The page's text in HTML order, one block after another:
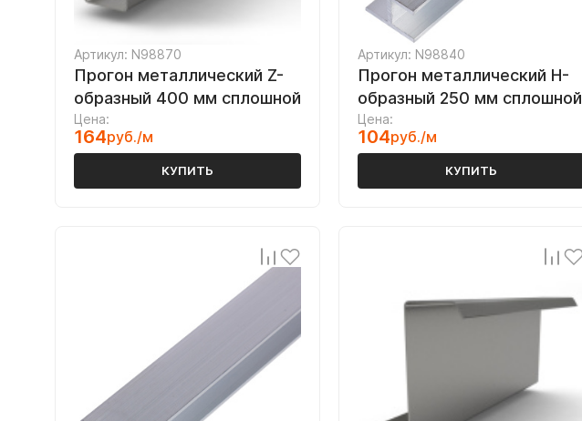
Артикул: N98870
Прогон металлический Z-
образный 400 мм сплошной
Цена:
164руб./м
КУПИТЬ
Артикул: N98840
Прогон металлический H-
образный 250 мм сплошной
Цена:
104руб./м
КУПИТЬ